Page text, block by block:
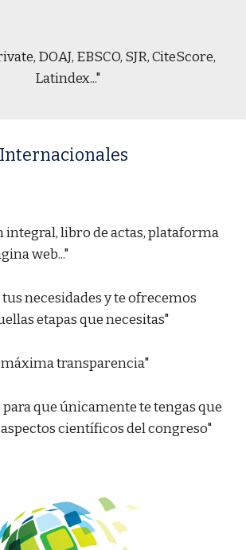
DOAJ, EBSCO, SJR, CiteScore,
Latindex..."
integral, libro de actas, plataforma
web..."
necesidades y te ofrecemos
etapas que necesitas"
transparencia"
para que únicamente te tengas que
científicos del congreso"